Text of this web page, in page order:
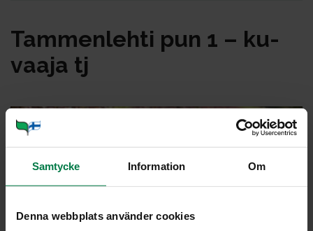
Samtycke Information Om
Denna webbplats använder cookies
Tam­men­leh­ti pun 1 – ku­
vaa­ja tj